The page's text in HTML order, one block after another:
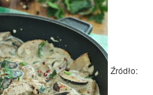
Źródło: